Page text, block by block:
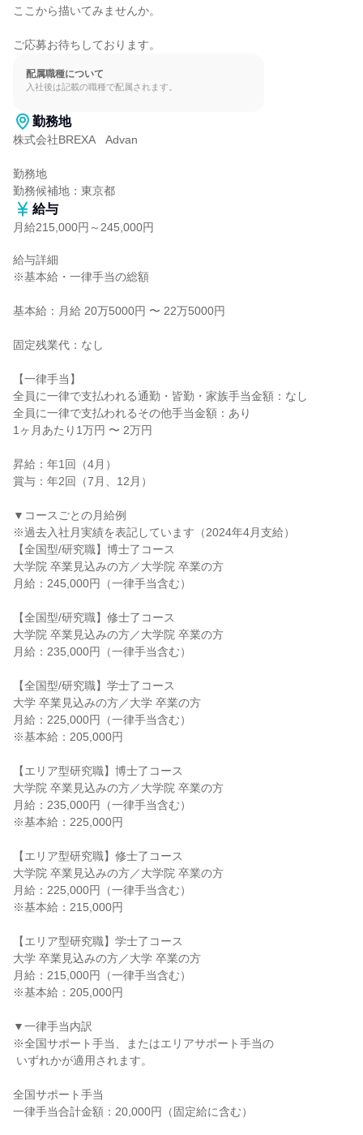
ここから描いてみませんか。
ご応募お待ちしております。
配属職種について
入社後は記載の職種で配属されます。
勤務地
株式会社BREXA　Advan
勤務地
勤務候補地：東京都
給与
月給215,000円～245,000円
給与詳細
※基本給・一律手当の総額
基本給：月給 20万5000円 〜 22万5000円
固定残業代：なし
【一律手当】
全員に一律で支払われる通勤・皆勤・家族手当金額：なし
全員に一律で支払われるその他手当金額：あり
1ヶ月あたり1万円 〜 2万円
昇給：年1回（4月）
賞与：年2回（7月、12月）
▼コースごとの月給例
※過去入社月実績を表記しています（2024年4月支給）
【全国型/研究職】博士了コース
大学院 卒業見込みの方／大学院 卒業の方
月給：245,000円（一律手当含む）
【全国型/研究職】修士了コース
大学院 卒業見込みの方／大学院 卒業の方
月給：235,000円（一律手当含む）
【全国型/研究職】学士了コース
大学 卒業見込みの方／大学 卒業の方
月給：225,000円（一律手当含む）
※基本給：205,000円
【エリア型研究職】博士了コース
大学院 卒業見込みの方／大学院 卒業の方
月給：235,000円（一律手当含む）
※基本給：225,000円
【エリア型研究職】修士了コース
大学院 卒業見込みの方／大学院 卒業の方
月給：225,000円（一律手当含む）
※基本給：215,000円
【エリア型研究職】学士了コース
大学 卒業見込みの方／大学 卒業の方
月給：215,000円（一律手当含む）
※基本給：205,000円
▼一律手当内訳
※全国サポート手当、またはエリアサポート手当の
全国サポート手当
一律手当合計金額：20,000円（固定給に含む）